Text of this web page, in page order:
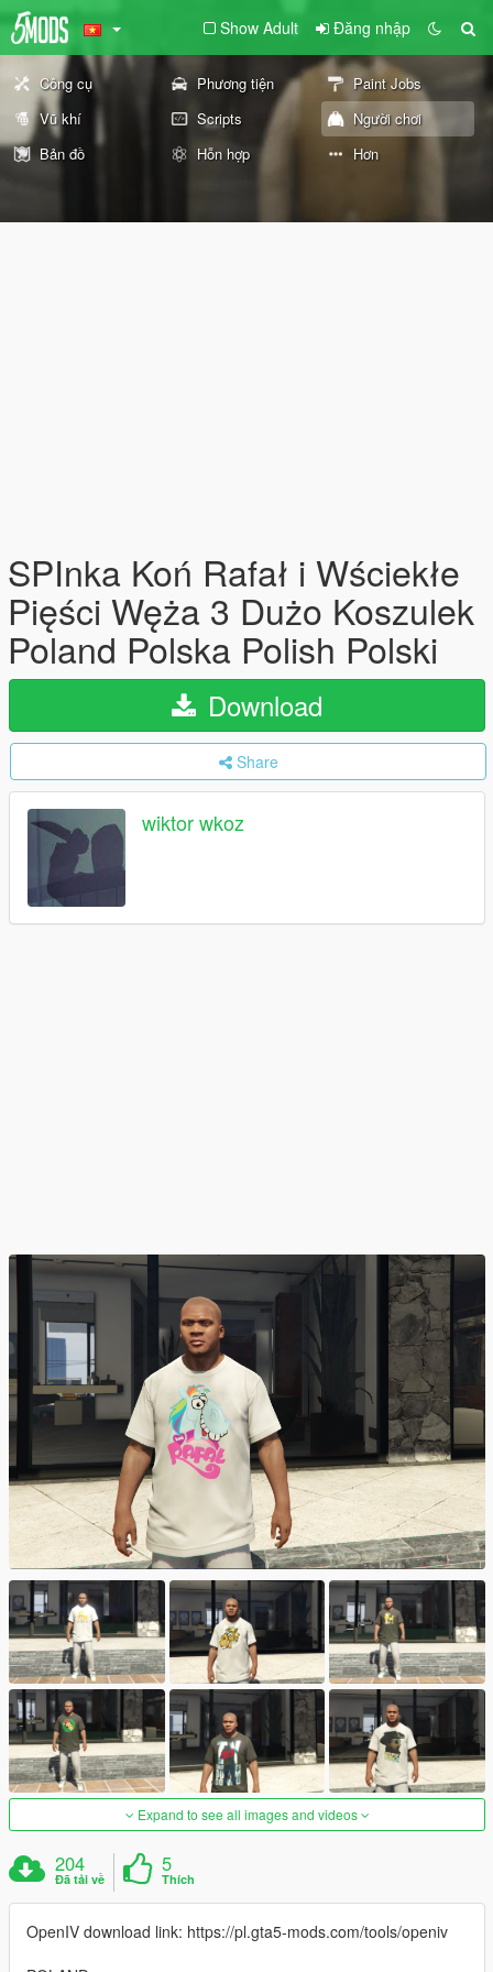
Show Adult Đăng nhập
Công cụ Phương tiện
Paint Jobs
Vũ khí
Scripts
Người chơi
Bản đồ
Hỗn hợp Hơn
SPInka Koń Rafał i Wściekłe
Pięści Węża 3 Dużo Koszulek
Poland Polska Polish Polski
Download
Share
wiktor wkoz
Expand to see all images and videos
204
Đã tải về
5
Thích
OpenIV download link: https://pl.gta5-mods.com/tools/openiv